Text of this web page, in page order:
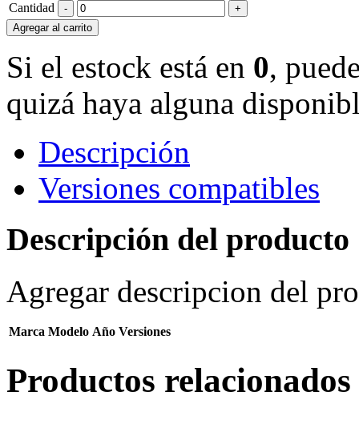
Cantidad
Agregar al carrito
Si el estock está en 0,
quizá haya alguna
Descripción
Versiones compatibles
Descripción del producto
Agregar descripcion del
Marca Modelo Año Versiones
Productos relacionados